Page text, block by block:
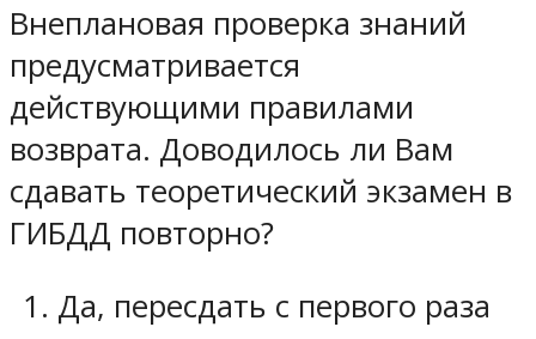
Внеплановая проверка знаний
предусматривается
действующими правилами
возврата. Доводилось ли Вам
сдавать теоретический экзамен в
ГИБДД повторно?
Да, пересдать с первого раза